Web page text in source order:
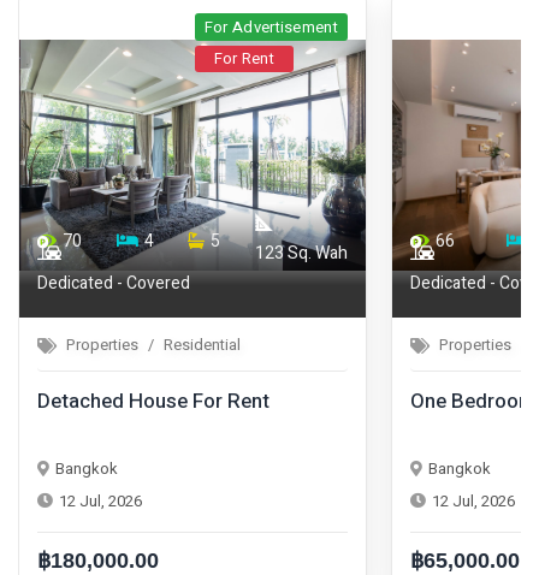
For Advertisement
For Rent
70 4 5
123 Sq. Wah
Dedicated - Covered
Properties Residential
Detached House For Rent
Bangkok
12 Jul, 2026
฿180,000.00
66
Dedicated -
Properties
One
Bangkok
12 Jul, 2026
฿65,000.00